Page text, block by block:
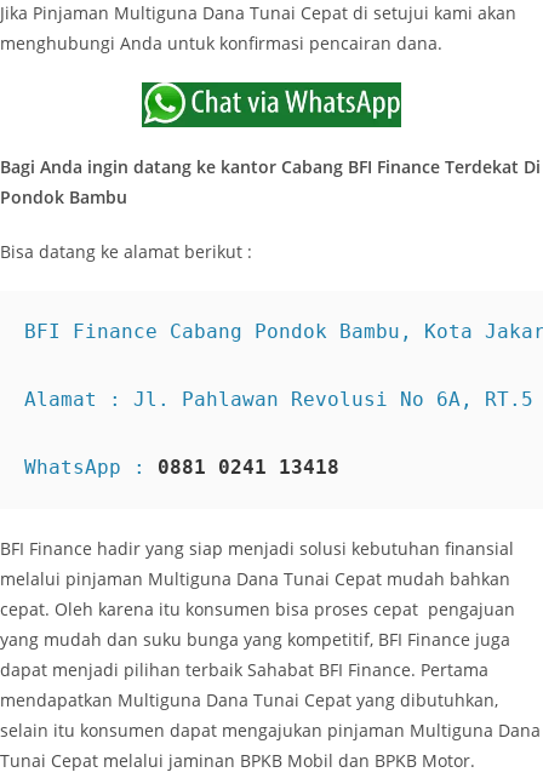
Jika Pinjaman Multiguna Dana Tunai Cepat di setujui kami akan
menghubungi Anda untuk konfirmasi pencairan dana.
Bagi Anda ingin datang ke kantor Cabang BFI Finance Terdekat Di
Pondok Bambu
Bisa datang ke alamat berikut :
BFI Finance Cabang Pondok Bambu, Kota
WhatsApp : 0881 0241 13418
BFI Finance hadir yang siap menjadi solusi kebutuhan finansial
melalui pinjaman Multiguna Dana Tunai Cepat mudah bahkan
cepat. Oleh karena itu konsumen bisa proses cepat pengajuan
yang mudah dan suku bunga yang kompetitif, BFI Finance juga
dapat menjadi pilihan terbaik Sahabat BFI Finance. Pertama
mendapatkan Multiguna Dana Tunai Cepat yang dibutuhkan,
selain itu konsumen dapat mengajukan pinjaman Multiguna Dana
Tunai Cepat melalui jaminan BPKB Mobil dan BPKB Motor.